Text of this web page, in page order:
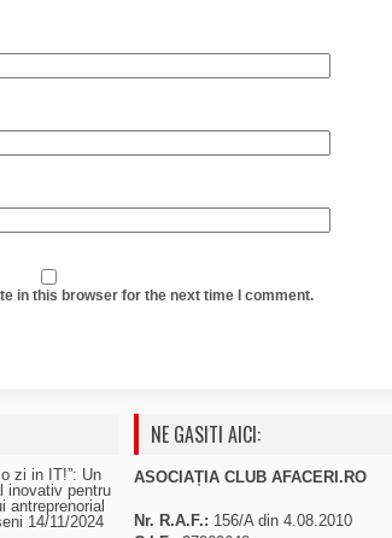
in this browser for the next time I comment.
zi in IT!”: Un
inovativ pentru
antreprenorial
14/11/2024
NE GASITI AICI:
ASOCIAȚIA CLUB AFACERI.RO
Nr. R.A.F.: 156/A din 4.08.2010